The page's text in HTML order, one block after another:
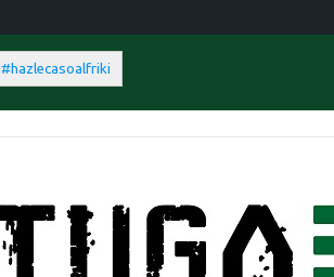
#hazlecasoalfriki